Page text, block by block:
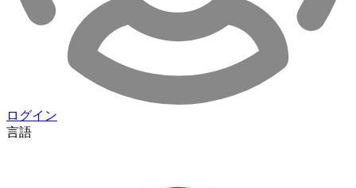
ログイン
言語